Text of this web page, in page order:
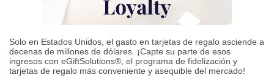
Solo en Estados Unidos, el gasto en tarjetas de regalo asciende a
decenas de millones de dólares. ¡Capte su parte de esos
ingresos con eGiftSolutions®, el programa de fidelización y
tarjetas de regalo más conveniente y asequible del mercado!